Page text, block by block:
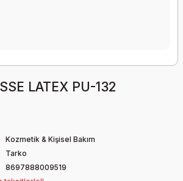
LATEX PU-132
Kozmetik & Kişisel Bakım
Tarko
8697888009519